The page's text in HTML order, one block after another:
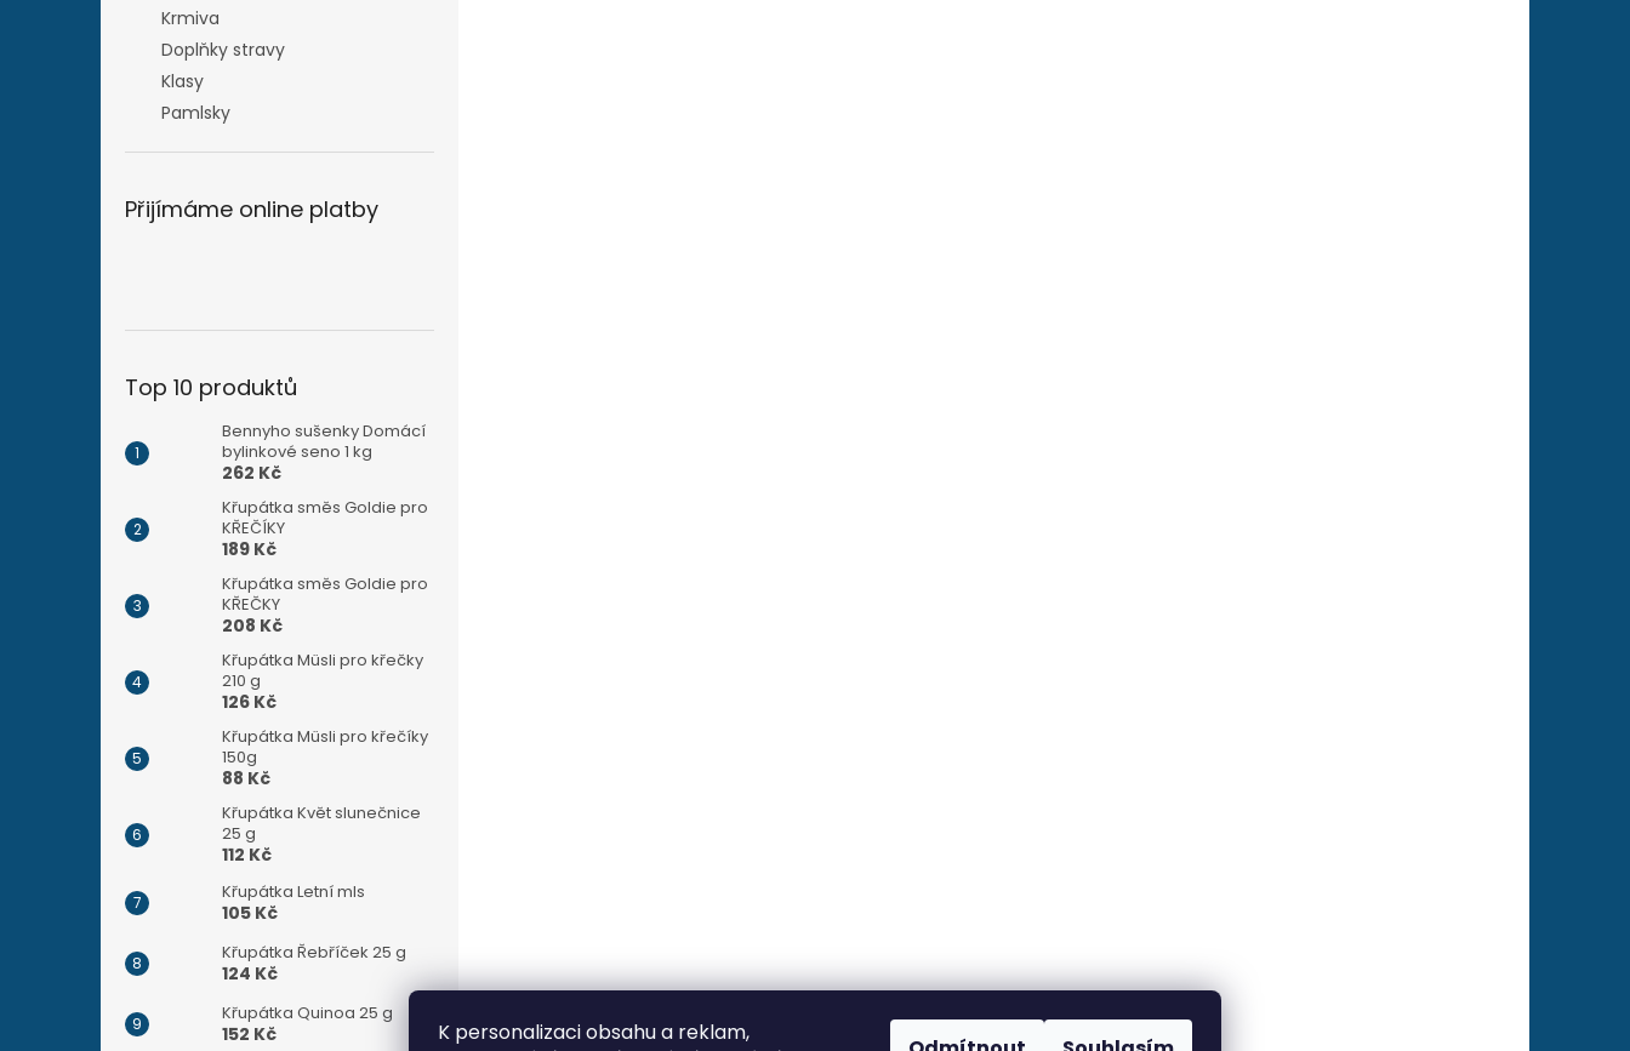
K personalizaci obsahu a reklam,
Krmiva
Doplňky stravy
Klasy
Pamlsky
Přijímáme online platby
Top 10 produktů
Bennyho sušenky Domácí
bylinkové seno 1 kg
262 Kč
Křupátka směs Goldie pro
KŘEČÍKY
189 Kč
Křupátka směs Goldie pro
KŘEČKY
208 Kč
Křupátka Müsli pro křečky
210 g
126 Kč
Křupátka Müsli pro křečíky
150g
88 Kč
Křupátka Květ slunečnice
25 g
112 Kč
Křupátka Letní mls
105 Kč
Křupátka Řebříček 25 g
124 Kč
Křupátka Quinoa 25 g
152 Kč